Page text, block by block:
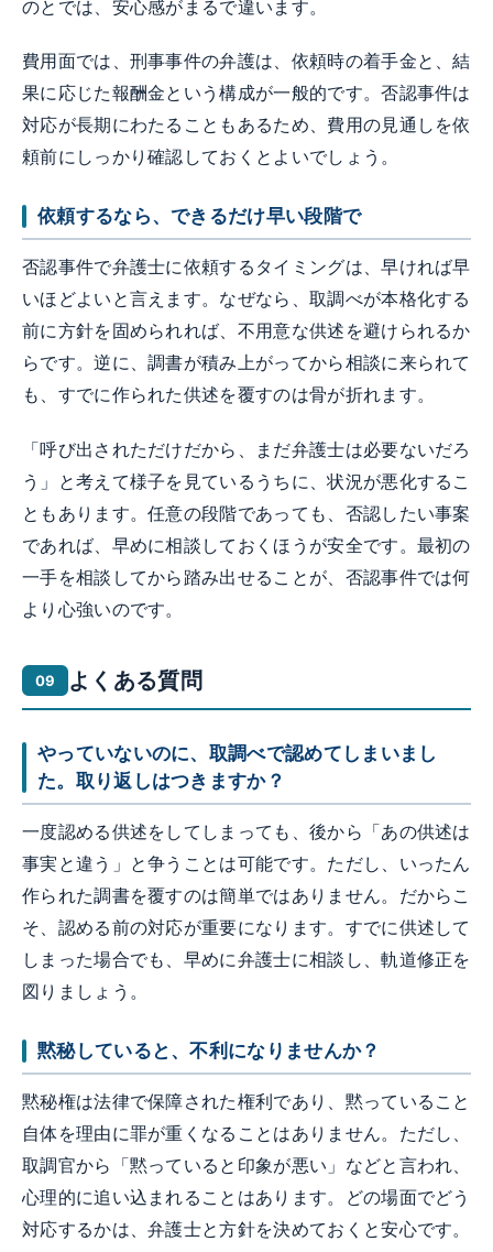
のとでは、安心感がまるで違います。
費用面では、刑事事件の弁護は、依頼時の着手金と、結
果に応じた報酬金という構成が一般的です。否認事件は
対応が長期にわたることもあるため、費用の見通しを依
頼前にしっかり確認しておくとよいでしょう。
依頼するなら、できるだけ早い段階で
否認事件で弁護士に依頼するタイミングは、早ければ早
いほどよいと言えます。なぜなら、取調べが本格化する
前に方針を固められれば、不用意な供述を避けられるか
らです。逆に、調書が積み上がってから相談に来られて
も、すでに作られた供述を覆すのは骨が折れます。
「呼び出されただけだから、まだ弁護士は必要ないだろ
う」と考えて様子を見ているうちに、状況が悪化するこ
ともあります。任意の段階であっても、否認したい事案
であれば、早めに相談しておくほうが安全です。最初の
一手を相談してから踏み出せることが、否認事件では何
より心強いのです。
よくある質問
やっていないのに、取調べで認めてしまいまし
た。取り返しはつきますか？
一度認める供述をしてしまっても、後から「あの供述は
事実と違う」と争うことは可能です。ただし、いったん
作られた調書を覆すのは簡単ではありません。だからこ
そ、認める前の対応が重要になります。すでに供述して
しまった場合でも、早めに弁護士に相談し、軌道修正を
図りましょう。
黙秘していると、不利になりませんか？
黙秘権は法律で保障された権利であり、黙っていること
自体を理由に罪が重くなることはありません。ただし、
取調官から「黙っていると印象が悪い」などと言われ、
心理的に追い込まれることはあります。どの場面でどう
対応するかは、弁護士と方針を決めておくと安心です。